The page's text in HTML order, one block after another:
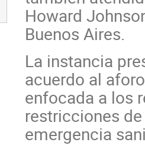
Howard
Buenos Aires.
La instancia
acuerdo al
enfocada a los
restricciones
emergencia